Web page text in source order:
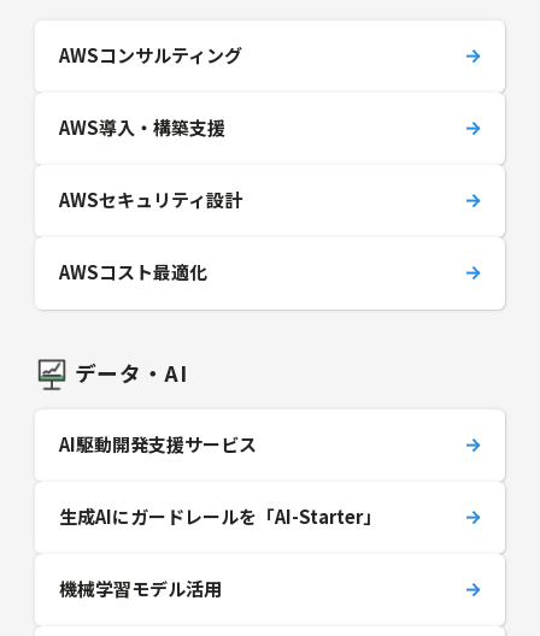
AWSコンサルティング
AWS導入・構築支援
AWSセキュリティ設計
AWSコスト最適化
データ・AI
AI駆動開発支援サービス
生成AIにガードレールを「AI-Starter」
機械学習モデル活用